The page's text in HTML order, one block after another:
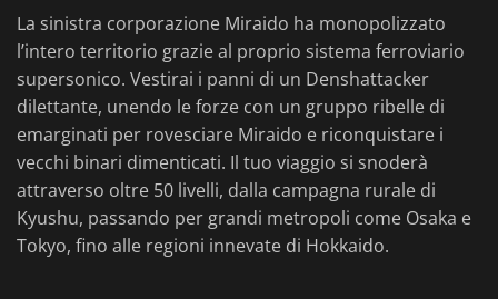
La sinistra corporazione Miraido ha monopolizzato
l’intero territorio grazie al proprio sistema ferroviario
supersonico. Vestirai i panni di un Denshattacker
dilettante, unendo le forze con un gruppo ribelle di
emarginati per rovesciare Miraido e riconquistare i
vecchi binari dimenticati. Il tuo viaggio si snoderà
attraverso oltre 50 livelli, dalla campagna rurale di
Kyushu, passando per grandi metropoli come Osaka e
Tokyo, fino alle regioni innevate di Hokkaido.